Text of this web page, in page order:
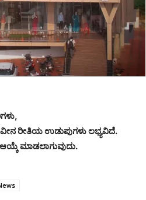
ರೀತಿಯ ಉಡುಪುಗಳು ಲಭ್ಯವಿದೆ.
ಮಾಡಲಾಗುವುದು.